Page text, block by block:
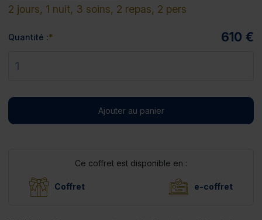
2 jours, 1 nuit, 3 soins, 2 repas, 2 pers
610 €
Quantité :
Ajouter au panier
Ce coffret est disponible en :
Coffret e-coffret